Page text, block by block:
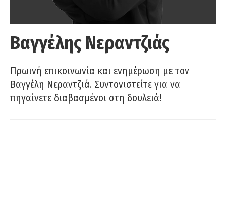
Βαγγέλης Νεραντζιάς
Πρωινή επικοινωνία και ενημέρωση με τον
Βαγγέλη Νεραντζιά. Συντονιστείτε για να
πηγαίνετε διαβασμένοι στη δουλειά!